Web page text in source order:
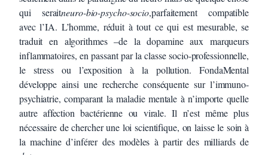
qui seraitneuro-bio-psycho-socio,parfaitement compatible
avec l’IA. L’homme, réduit à tout ce qui est mesurable, se
traduit en algorithmes –de la dopamine aux marqueurs
inflammatoires, en passant par la classe socio-professionnelle,
le stress ou l’exposition à la pollution. FondaMental
développe ainsi une recherche conséquente sur l’immuno-
psychiatrie, comparant la maladie mentale à n’importe quelle
autre affection bactérienne ou virale. Il n’est même plus
nécessaire de chercher une loi scientifique, on laisse le soin à
la machine d’inférer des modèles à partir des milliards de